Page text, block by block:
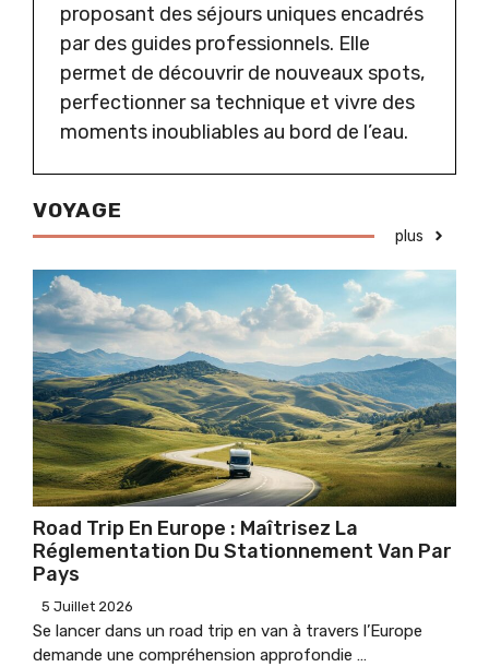
proposant des séjours uniques encadrés
par des guides professionnels. Elle
permet de découvrir de nouveaux spots,
perfectionner sa technique et vivre des
moments inoubliables au bord de l’eau.
VOYAGE
plus
Road Trip En Europe : Maîtrisez La
Réglementation Du Stationnement Van Par
Pays
5 Juillet 2026
Se lancer dans un road trip en van à travers l’Europe
demande une compréhension approfondie …